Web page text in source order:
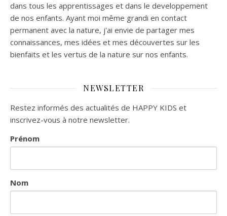
dans tous les apprentissages et dans le developpement
de nos enfants. Ayant moi même grandi en contact
permanent avec la nature, j'ai envie de partager mes
connaissances, mes idées et mes découvertes sur les
bienfaits et les vertus de la nature sur nos enfants.
NEWSLETTER
Restez informés des actualités de HAPPY KIDS et
inscrivez-vous à notre newsletter.
Prénom
Nom